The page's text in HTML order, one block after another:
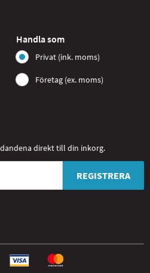
Handla som
Privat (ink. moms)
Företag (ex. moms)
direkt till din inkorg.
REGISTRERA